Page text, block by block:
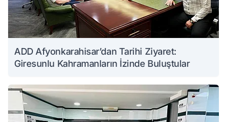
ADD Afyonkarahisar’dan Tarihi Ziyaret:
Giresunlu Kahramanların İzinde Buluştular